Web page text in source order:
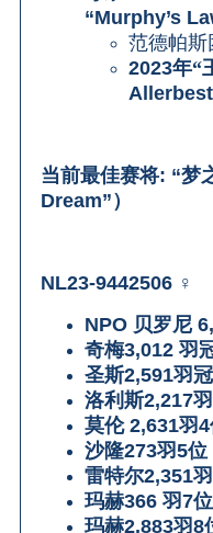
“Murphy’s
范德帕斯
2023年“
当前最佳赛将: “梦
Dream”）
NL23-9442506 ♀
NPO 贝罗尼
奇梅3,012 羽
圣斯2,591羽
洛利斯2,217
莫伦2,631羽4
沙隆273羽5位
雷特尔2,351羽
玛赫366 羽7位
玛赫2,883羽8